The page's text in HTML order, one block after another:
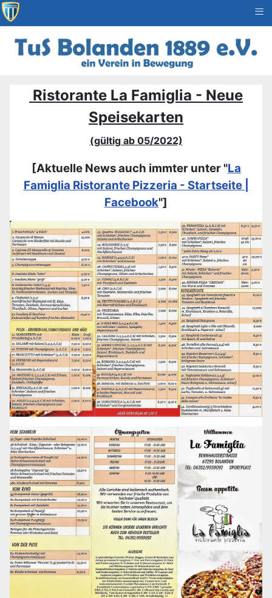
Ristorante La Famiglia - Neue
Speisekarten
(gültig ab 05/2022)
[Aktuelle News auch immter unter "La
Famiglia Ristorante Pizzeria - Startseite |
Facebook"]
≡